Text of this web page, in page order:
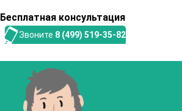
Бесплатная консультация
Звоните 8 (499) 519-35-82